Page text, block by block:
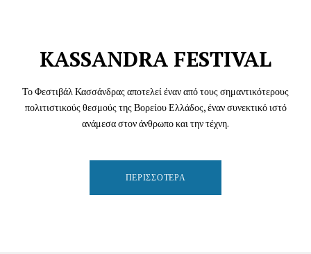
KASSANDRA FESTIVAL
Το Φεστιβάλ Κασσάνδρας αποτελεί έναν από τους σημαντικότερους
πολιτιστικούς θεσμούς της Βορείου Ελλάδος, έναν συνεκτικό ιστό
ανάμεσα στον άνθρωπο και την τέχνη.
ΠΕΡΙΣΣΌΤΕΡΑ